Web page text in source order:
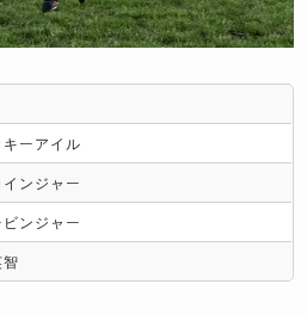
キーアイル
インジャー
ンジャー